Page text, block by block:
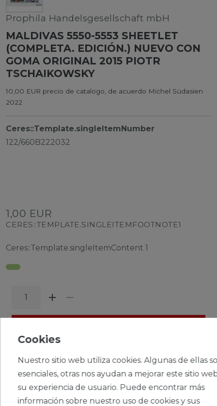
Prophila Handelsgesellschaft mbH
MALDIVAS 5550-5553 SHEETLET
(COMPLETA. EDICIÓN.) NUEVO CON
GOMA ORIGINAL 2015 PIOTR
TSCHAIKOWSKY
10,00 EUR precio de catalogo, de acuerdo Michel Südasien
2022
Ceres::Template.singleItemNumber
122/660B222032
1,00 EUR
CERES::TEMPLATE.SINGLEITEMFOOTNOTE1
Ceres::Template.singleItemContent 1
CERES::TEMPLATE.SINGLEITEMWISHLIST
Cookies
Nuestro sitio web utiliza cookies. Algunas de ellas
esenciales, otras nos ayudan a mejorar este sitio
su experiencia de usuario. Puede encontrar más
información sobre nuestro uso de cookies y sus